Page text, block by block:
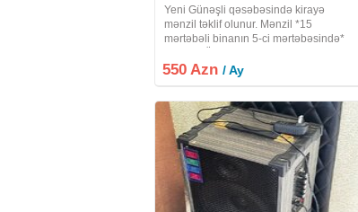
Yeni Günəşli qəsəbəsində kirayə
mənzil təklif olunur. Mənzil *15
mərtəbəli binanın 5-ci mərtəbəsində*
edir. Mənzil *3 otaqlı studio tipli*
planlaşdırmaya malikdir və *tam
550 Azn/ Ay